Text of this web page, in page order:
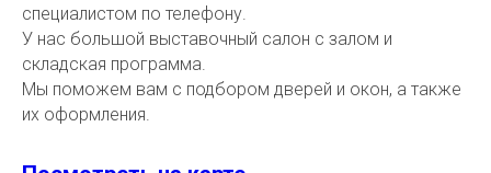
специалистом по телефону.
У нас большой выставочный салон с залом и
складская программа.
Мы поможем вам с подбором дверей и окон, а также
их оформления.